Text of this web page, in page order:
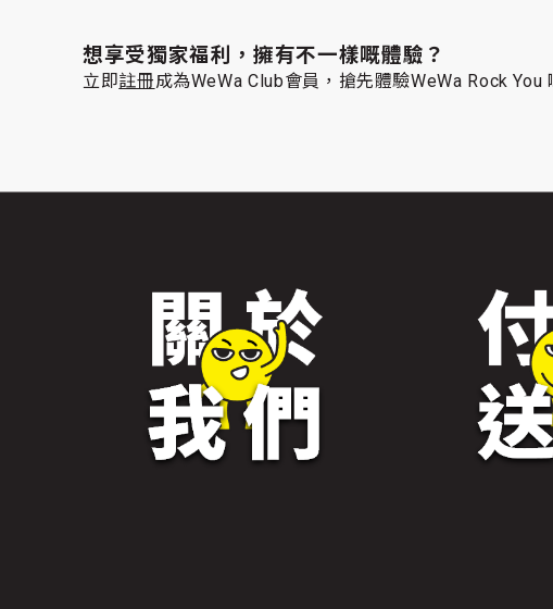
想享受獨家福利，擁有不一樣嘅體驗？
立即註冊成為WeWa Club會員，搶先體驗WeWa Rock You